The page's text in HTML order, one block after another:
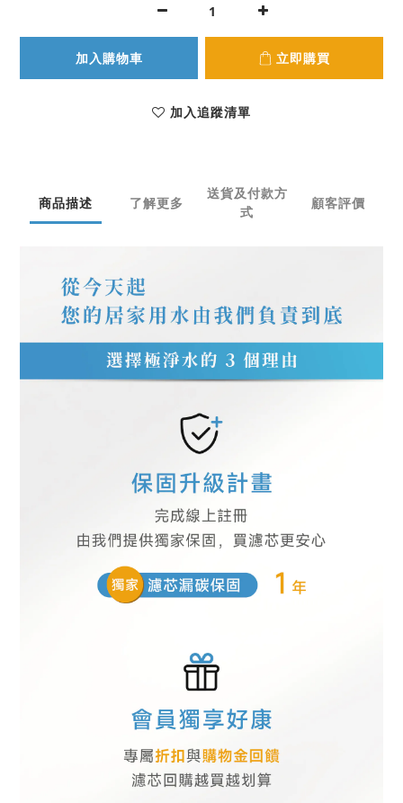
加入購物車 立即購買
加入追蹤清單
商品描述 了解更多
送貨及付款方
式
顧客評價